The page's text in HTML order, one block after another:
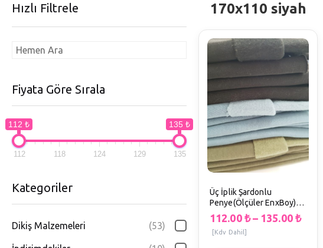
Hızlı Filtrele
Fiyata Göre Sırala
112 ₺ 135 ₺
112 118 124 129 135
Kategoriler
Dikiş Malzemeleri (53)
170x110 siyah
Üç İplik Şardonlu
Penye(Ölçüler EnxBoy)
D1
112.00 ₺ – 135.00 ₺
[Kdv Dahil]